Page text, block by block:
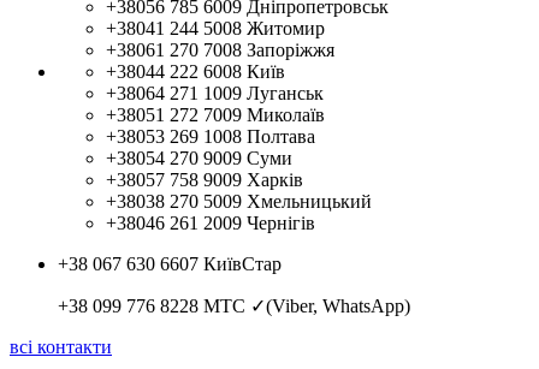
+38056 785 6009 Дніпропетровськ
+38041 244 5008 Житомир
+38061 270 7008 Запоріжжя
+38044 222 6008 Київ
+38064 271 1009 Луганськ
+38051 272 7009 Миколаїв
+38053 269 1008 Полтава
+38054 270 9009 Суми
+38057 758 9009 Харків
+38038 270 5009 Хмельницький
+38046 261 2009 Чернігів
+38 067 630 6607 КиївСтар
+38 099 776 8228 МТС ✓(Viber, WhatsApp)
всі контакти